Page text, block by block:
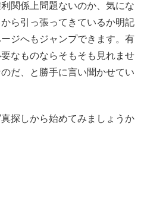
関係上問題ないのか、気にな
ら引っ張ってきているか明記
ジへもジャンプできます。有
なものならそもそも見れませ
だ、と勝手に言い聞かせてい
探しから始めてみましょうか